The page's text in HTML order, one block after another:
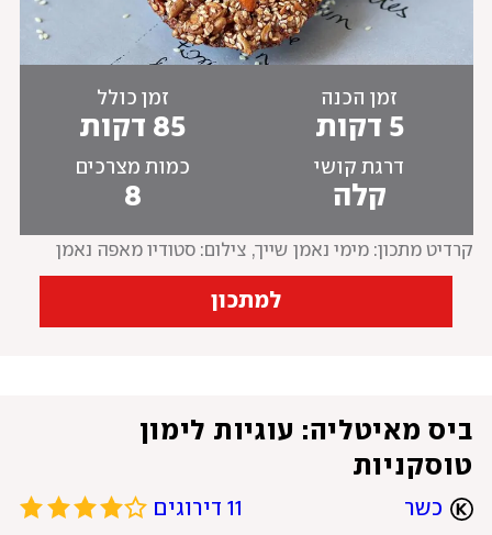
זמן הכנה
5 דקות
זמן כולל
85 דקות
דרגת קושי
קלה
כמות מצרכים
8
קרדיט מתכון: מימי נאמן שייך, צילום: סטודיו מאפה נאמן
למתכון
טוסקניות
כשר 11 דירוגים